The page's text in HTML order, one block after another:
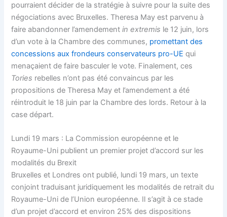
pourraient décider de la stratégie à suivre pour la suite des
négociations avec Bruxelles. Theresa May est parvenu à
faire abandonner l’amendementin extremis le 12 juin, lors
d’un vote à la Chambre des communes, promettant des
concessions aux frondeurs conservateurs pro-UE qui
menaçaient de faire basculer le vote. Finalement, ces
Tories rebelles n’ont pas été convaincus par les
propositions de Theresa May et l’amendement a été
réintroduit le 18 juin par la Chambre des lords. Retour à la
case départ.
Lundi 19 mars : La Commission européenne et le
Royaume-Uni publient un premier projet d’accord sur les
modalités du Brexit
Bruxelles et Londres ont publié, lundi 19 mars, un texte
conjoint traduisant juridiquement les modalités de retrait du
Royaume-Uni de l’Union européenne. Il s’agit à ce stade
d’un projet d’accord et environ 25% des dispositions